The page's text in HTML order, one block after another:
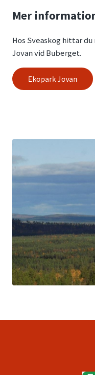
Mer
Hos Sveaskog hittar
Jovan vid Buberget.
Ekopark Jovan